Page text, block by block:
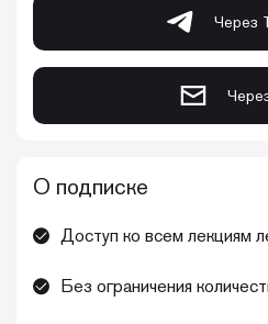
Через
О подписке
Доступ ко всем лекциям
Без ограничения